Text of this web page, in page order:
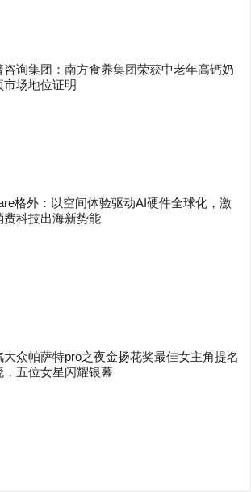
咨询集团：南方食养集团荣获中老年高钙奶
市场地位证明
格外：以空间体验驱动AI硬件全球化，激
费科技出海新势能
大众帕萨特pro之夜金扬花奖最佳女主角提名
，五位女星闪耀银幕